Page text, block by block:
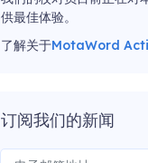
供最佳体验。
了解关于MotaWord
订阅我们的新闻